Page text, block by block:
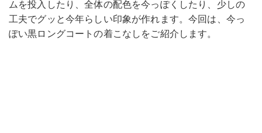
ムを投入したり、全体の配色を今っぽくしたり、少しの
工夫でグッと今年らしい印象が作れます。今回は、今っ
ぽい黒ロングコートの着こなしをご紹介します。